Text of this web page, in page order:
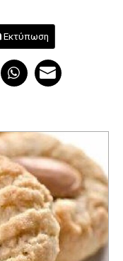
Εκτύπωση